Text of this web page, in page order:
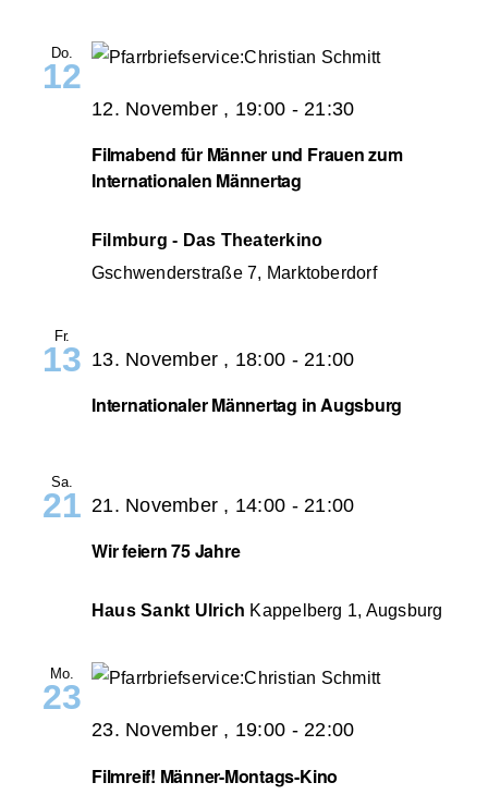
Do.
12
Filmabend für Männer und Frauen zum
Internationalen Männertag
12. November , 19:00 - 21:30
Filmburg - Das Theaterkino
Gschwenderstraße 7, Marktoberdorf
Fr.
13
Internationaler Männertag in Augsburg
13. November , 18:00 - 21:00
Sa.
21
Wir feiern 75 Jahre
21. November , 14:00 -21:00
Haus Sankt Ulrich Kappelberg 1, Augsburg
Mo.
23
Filmreif! Männer-Montags-Kino
23. November , 19:00 -22:00